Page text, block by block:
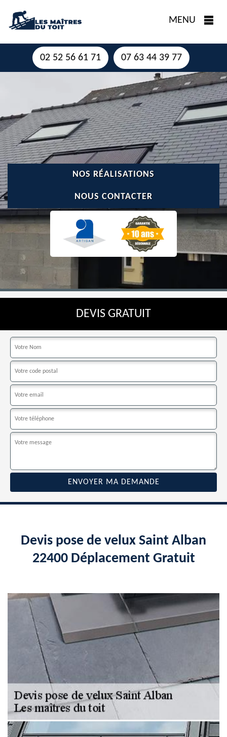
MENU
02 52 56 61 71 07 63 44 39 77
NOS RÉALISATIONS
NOUS CONTACTER
DEVIS GRATUIT
Devis pose de velux Saint Alban
22400 Déplacement Gratuit